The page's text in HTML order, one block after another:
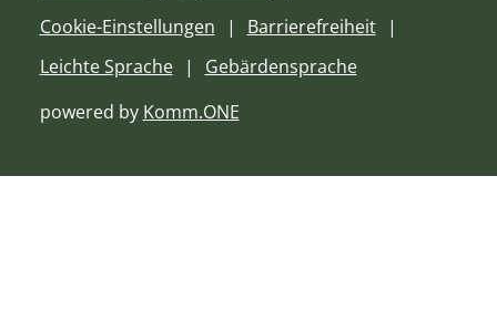
Cookie-Einstellungen
Barrierefreiheit
Leichte Sprache
Gebärdensprache
powered by Komm.ONE